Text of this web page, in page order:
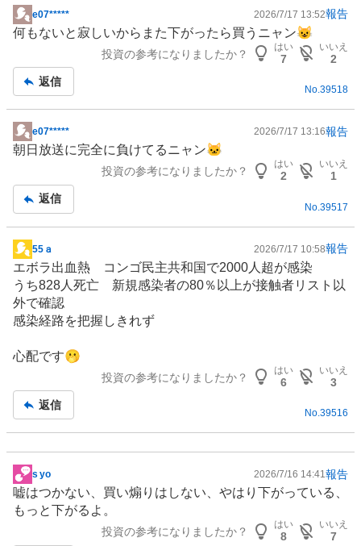
掲
示
事
e07***** 2026/7/17 13:52報告
何もないと寂しいからまた下がったら買うニャン😺
投資の参考になりましたか？
はい
7
いいえ
2
返信
No.39518
掲
示
事
e07***** 2026/7/17 13:16報告
朝日放送に完全に負けてるニャン🐱
投資の参考になりましたか？
はい
2
いいえ
1
返信
No. 39517
掲
示
板
記
事
55ａ 2026/7/17 10:58報告
エボラ出血熱 コンゴ民主共和国で2000人超が感染
うち828人死亡 新規感染者の80％以上が接触者リスト以
外で確認
感染経路を把握しきれず
心配です🫢
投資の参考になりましたか？
はい
6
いいえ
3
返信
No.39516
掲
示
板
s yo 2026/7/16 14:41報告
嘘はつかない、買い煽りはしない、やはり下がっている、
もっと下がるよ。
投資の参考になりましたか？
はい
8
いいえ
7